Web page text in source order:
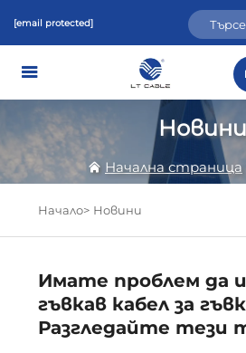
[email protected]
Новини
Начална страница
Начало> Новини
Имате проблем да
гъвкав кабел за
Разгледайте тези